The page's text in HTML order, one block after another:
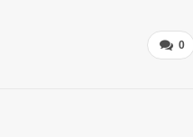
0